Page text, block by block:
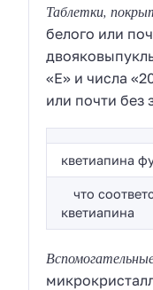
Таблетки,
белого или
«E» и числа
или почти без
кветиапина
что
кветиапина